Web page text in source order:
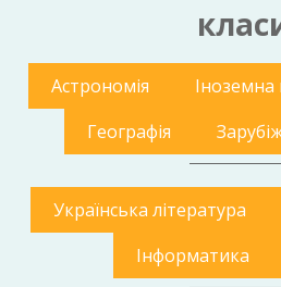
Астрономія
Географія
Українська література
Інформатика